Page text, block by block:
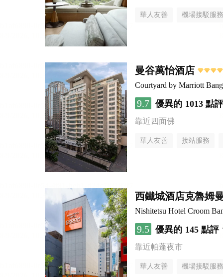
華人友善 機場接駁服務
曼谷萬怡酒店
Courtyard by Marriott
9.7 優異的 1013 點評
靠近四面佛
華人友善 接站服務
西鐵城酒店克魯姆
Nishitetsu Hotel Croom
9.5 優異的 145 點評
靠近帕蓬夜市
華人友善 機場接駁服務